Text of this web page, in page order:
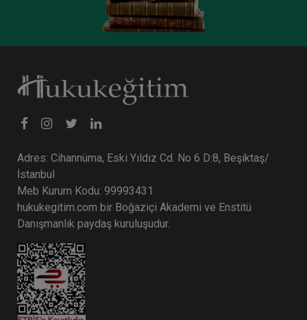
Sepete Ekle
Tüketici Hukuku Enstitüsü
Sermaye Piyasası Hukuku - IV. Ticaret Hukuku
Kongresi - XII. Oturum
360 TL
Adres: Cihannüma, Eski Yıldız Cd. No 6 D:8, Beşiktaş/
İstanbul
Meb Kurum Kodu: 99993431
hukukegitim.com bir Boğaziçi Akademi ve Enstitü
Danışmanlık paydaş kuruluşudur.